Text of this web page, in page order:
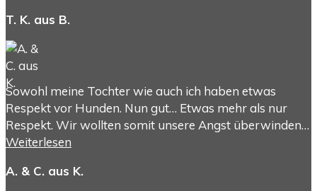
T. K. aus B.
Sowohl meine Tochter wie auch ich haben etwas
Respekt vor Hunden. Nun gut… Etwas mehr als nur
Respekt. Wir wollten somit unsere Angst überwinden…
Weiterlesen
A. & C. aus K.